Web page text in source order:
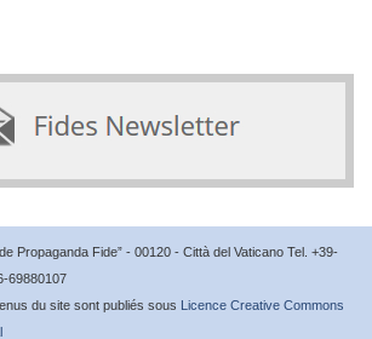
Propaganda Fide” - 00120 - Città del Vaticano Tel. +39-
69880107
du site sont publiés sous Licence Creative Commons